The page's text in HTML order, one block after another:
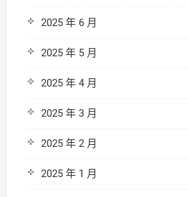
2025 年 6 月
2025 年 5 月
2025 年 4 月
2025 年 3 月
2025 年 2 月
2025 年 1 月